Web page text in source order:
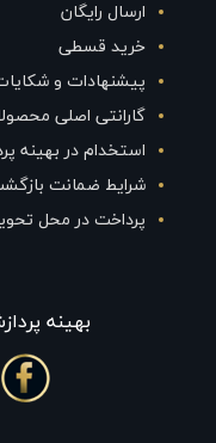
ارسال رایگان
خرید قسطی
پیشنهادات و
گارانتی اصلی
استخدام در بهینه
شرایط ضمانت
پرداخت در محل
بهينه